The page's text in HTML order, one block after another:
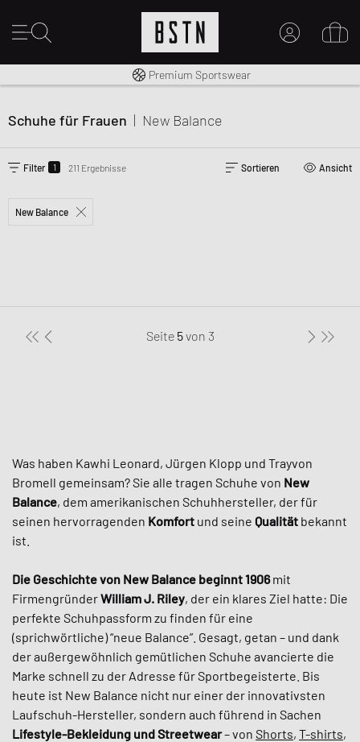
EINEN ACCOUNT ERSTELLEN
Kostenloser Versand nach DE ab € 70
Premium Sportswear
Schuhe für Frauen | New Balance
Filter 1 211 Ergebnisse Sortieren Ansicht
New Balance
Seite 5von 3
Was haben Kawhi Leonard, Jürgen Klopp und Trayvon
Bromell gemeinsam? Sie alle tragen Schuhe von New
Balance, dem amerikanischen Schuhhersteller, der für
seinen hervorragenden Komfort und seine Qualität bekannt
ist.
Die Geschichte von New Balance beginnt 1906mit
FirmengründerWilliam J. Riley, der ein klares Ziel hatte: Die
perfekte Schuhpassform zu finden für eine
(sprichwörtliche) “neue Balance”. Gesagt, getan – und dank
der außergewöhnlich gemütlichen Schuhe avancierte die
Marke schnell zu der Adresse für Sportbegeisterte. Bis
heute ist New Balance nicht nur einer der innovativsten
Laufschuh-Hersteller, sondern auch führend in Sachen
Lifestyle-Bekleidung und Streetwear– von Shorts, T-shirts,